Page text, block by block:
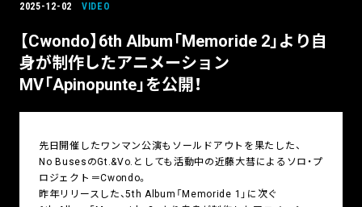
2025-12-02 VIDEO
【Cwondo】6th Album「Memoride 2」より自
身が制作したアニメーション
MV「Apinopunte」を公開！
先日開催したワンマン公演もソールドアウトを果たした、
No BusesのGt.&Vo.としても活動中の近藤大彗によるソロ・プ
ロジェクト＝Cwondo。
昨年リリースした、5th Album「Memoride 1」に次ぐ